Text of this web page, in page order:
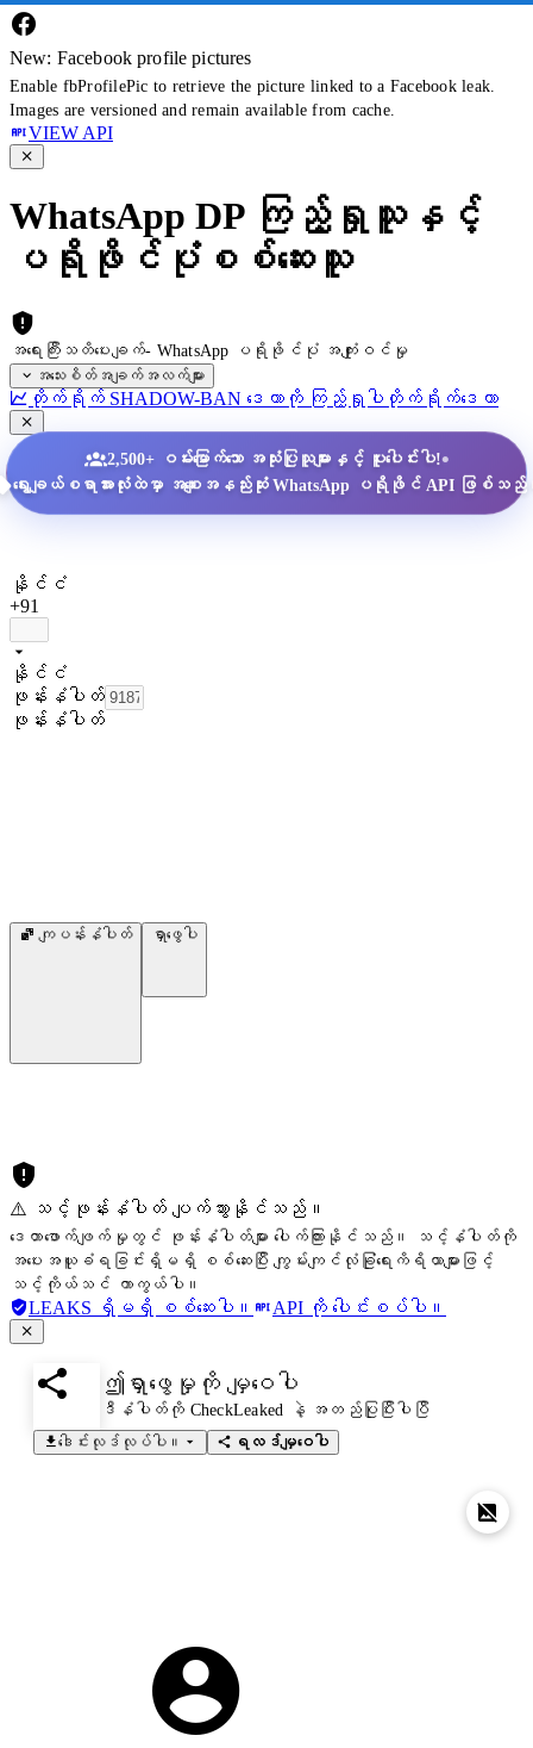
New: Facebook profile pictures
Enable fbProfilePic to retrieve the picture linked to a Facebook leak.
Images are versioned and remain available from cache.
VIEW API
WhatsApp DP ကြည့်ရှုသူနှင့်
ပရိုဖိုင်ပုံစစ်ဆေးသူ
အရေးကြီးသတိပေးချက်- WhatsApp ပရိုဖိုင်ပုံ အကျုံးဝင်မှု
အသေးစိတ်အချက်အလက်များ
တိုက်ရိုက် SHADOW-BAN ဒေတာကို ကြည့်ရှုပါ တိုက်ရိုက်ဒေတာ
2,500+ ဝမ်းမြောက်သော အသုံးပြုသူများနှင့် ပူးပေါင်းပါ!•
ရွေးချယ်စရာအားလုံးထဲမှာ အစျေးအနည်းဆုံး WhatsApp ပရိုဖိုင် API ဖြစ်သ
နိုင်ငံ
+91
နိုင်ငံ
ဖုန်းနံပါတ်
ဖုန်းနံပါတ်
ကျပန်းနံပါတ် ရှာဖွေပါ
⚠️ သင့်ဖုန်းနံပါတ် ပျက်သွားနိုင်သည်။
ဒေတာဖောက်ဖျက်မှုတွင် ဖုန်းနံပါတ်များ ပေါက်ကြားနိုင်သည်။ သင့်နံပါတ်ကို
အပေးအယူခံရခြင်းရှိမရှိ စစ်ဆေးပြီး ကျွမ်းကျင်လုံခြုံရေးကိရိယာများဖြင့်
သင့်ကိုယ်သင် ကာကွယ်ပါ။
LEAKS ရှိမရှိ စစ်ဆေးပါ။ API ကို ပေါင်းစပ်ပါ။
ဤရှာဖွေမှုကို မျှဝေပါ
ဒီနံပါတ်ကို CheckLeaked နဲ့ အတည်ပြုပြီးပါပြီ
ဒေါင်းလုဒ်လုပ်ပါ။
ရလဒ်မျှဝေပါ